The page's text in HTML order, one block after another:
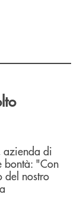
azienda di
bontà: "Con
del nostro